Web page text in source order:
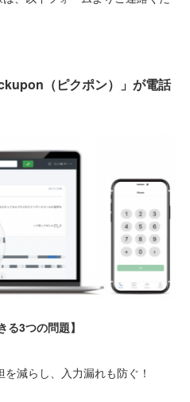
（ピクポン）」が電話
る3つの問題】
減らし、入力漏れも防ぐ！